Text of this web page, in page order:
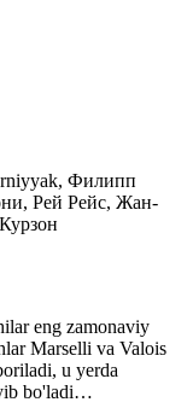
Филипп
Рей Рейс, Жан-
eng zamonaviy
Marselli va Valois
u yerda
bo'ladi…